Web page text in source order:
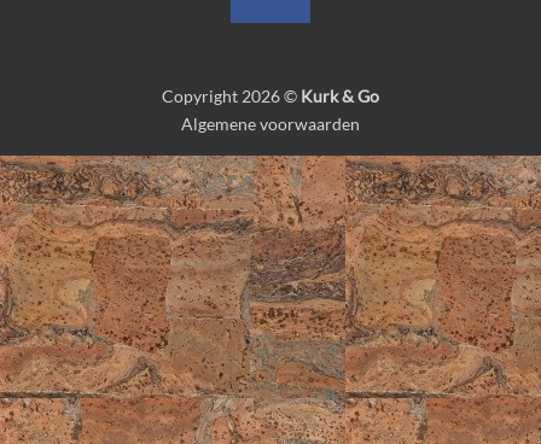
Copyright 2026 © Kurk & Go
Algemene voorwaarden